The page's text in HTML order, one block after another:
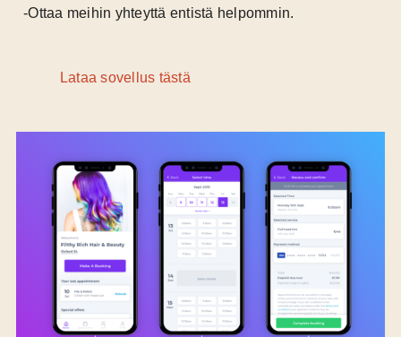
-Ottaa meihin yhteyttä entistä helpommin.
Lataa sovellus tästä